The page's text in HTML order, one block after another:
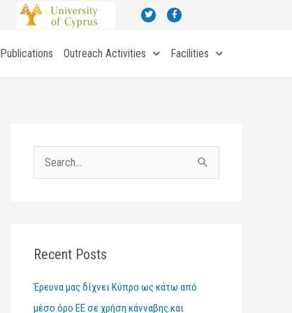
T
w
F
a
o
-
Publications Outreach Activities Facilities
c
f
Recent Posts
Έρευνα μας δίχνει Κύπρο ως κάτω από
μέσο όρο ΕΕ σε χρήση κάνναβης και